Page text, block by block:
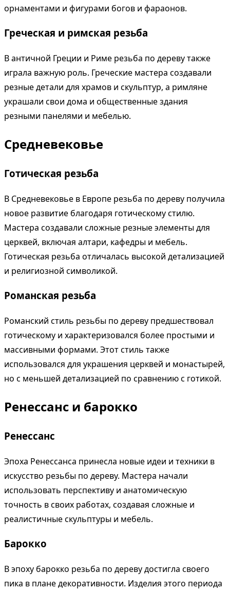
орнаментами и фигурами богов и фараонов.
Греческая и римская резьба
В античной Греции и Риме резьба по дереву также
играла важную роль. Греческие мастера создавали
резные детали для храмов и скульптур, а римляне
украшали свои дома и общественные здания
резными панелями и мебелью.
Средневековье
Готическая резьба
В Средневековье в Европе резьба по дереву получила
новое развитие благодаря готическому стилю.
Мастера создавали сложные резные элементы для
церквей, включая алтари, кафедры и мебель.
Готическая резьба отличалась высокой детализацией
и религиозной символикой.
Романская резьба
Романский стиль резьбы по дереву предшествовал
готическому и характеризовался более простыми и
массивными формами. Этот стиль также
использовался для украшения церквей и монастырей,
но с меньшей детализацией по сравнению с готикой.
Ренессанс и барокко
Ренессанс
Эпоха Ренессанса принесла новые идеи и техники в
искусство резьбы по дереву. Мастера начали
использовать перспективу и анатомическую
точность в своих работах, создавая сложные и
реалистичные скульптуры и мебель.
Барокко
В эпоху барокко резьба по дереву достигла своего
пика в плане декоративности. Изделия этого периода